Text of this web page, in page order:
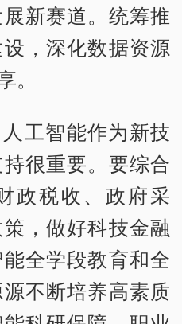
新赛道。统筹推
，深化数据资源
工智能作为新技
很重要。要综合
政税收、政府采
，做好科技金融
全学段教育和全
不断培养高素质